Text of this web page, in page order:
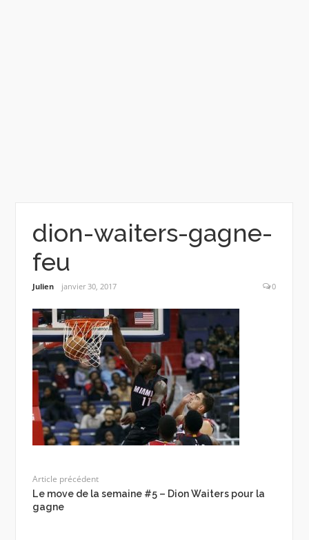
dion-waiters-gagne-
feu
Julien janvier 30, 2017 0
Article précédent
Le move de la semaine #5 – Dion Waiters pour la
gagne